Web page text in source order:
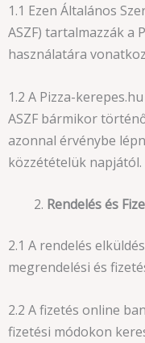
1.1 Ezen Általános
ASZF) tartalmazzák a
használatára
1.2 A Pizza-
ASZF bármikor
azonnal érvénybe
közzétételük napjától.
Rendelés és
2.1 A rendelés
megrendelési és
2.2 A fizetés online
fizetési módokon